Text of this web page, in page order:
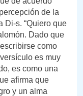
de la
Di-s. “Quiero que
Dado que
como
es muy
es como una
afirma que
y un alma